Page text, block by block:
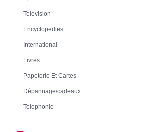
Television
Encyclopedies
International
Livres
Papeterie Et Cartes
Dépannage/cadeaux
Telephonie